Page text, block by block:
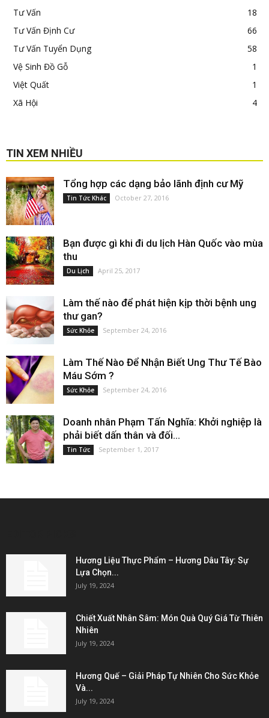
Tư Vấn
18
Tư Vấn Định Cư
66
Tư Vấn Tuyển Dụng
58
Vệ Sinh Đồ Gỗ
1
Việt Quất
1
Xã Hội
4
TIN XEM NHIỀU
Tổng hợp các dạng bảo lãnh định cư Mỹ
Tin Tức Khác October 27, 2016
Bạn được gì khi đi du lịch Hàn Quốc vào mùa
thu
Du Lịch April 25, 2017
Làm thế nào để phát hiện kịp thời bệnh ung
thư gan?
Sức Khỏe September 24, 2016
Làm Thế Nào Để Nhận Biết Ung Thư Tế Bào
Máu Sớm ?
Sức Khỏe September 24, 2016
Doanh nhân Phạm Tấn Nghĩa: Khởi nghiệp là
phải biết dấn thân và đối...
Tin Tức September 1, 2017
Hương Liệu Thực Phẩm – Hương Dâu Tây: Sự
Lựa Chọn...
July 19, 2024
Chiết Xuất Nhân Sâm: Món Quà Quý Giá Từ Thiên
Nhiên
July 19, 2024
Hương Quế – Giải Pháp Tự Nhiên Cho Sức Khỏe
Và...
July 19, 2024